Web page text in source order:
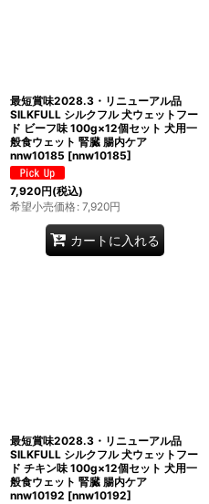
最短賞味2028.3・リニューアル品
SILKFULL シルクフル 犬ウェットフー
ド ビーフ味 100g×12個セット 犬用一
般食ウェット 腎臓 腸内ケア
nnw10185 [nnw10185]
7,920円(税込)
希望小売価格: 7,920円
カートに入れる
最短賞味2028.3・リニューアル品
SILKFULL シルクフル 犬ウェットフー
ド チキン味 100g×12個セット 犬用一
般食ウェット 腎臓 腸内ケア
nnw10192 [nnw10192]